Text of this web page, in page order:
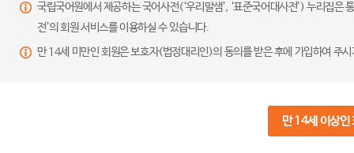
국립국어원에서 제공하는 국어사전(‘우리말샘’, ‘표준국어대사전’) 누리집
전’의 회원 서비스를 이용하실 수 있습니다.
만 14세 미만인 회원은 보호자(법정대리인)의 동의를 받은 후에 가입하여 주
만 14세 이상인